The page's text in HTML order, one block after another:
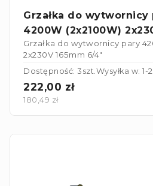
Grzałka do wytwornicy
4200W (2x2100W)
Grzałka do wytwornicy pary
2x230V 165mm 6/4"
Dostępność: 3szt.Wysyłka w:
222,00 zł
180,49 zł